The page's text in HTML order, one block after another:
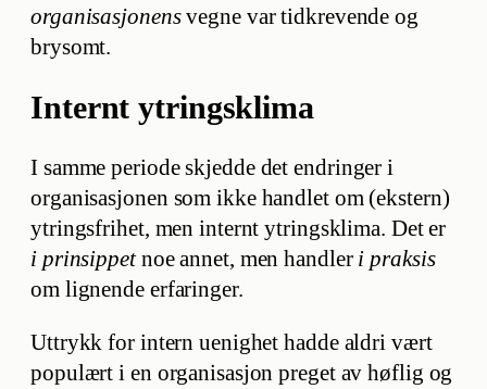
organisasjonensvegne var tidkrevende og
brysomt.
Internt ytringsklima
I samme periode skjedde det endringer i
organisasjonen som ikke handlet om (ekstern)
ytringsfrihet, men internt ytringsklima. Det er
i prinsippetnoe annet, men handler i praksis
om lignende erfaringer.
Uttrykk for intern uenighet hadde aldri vært
populært i en organisasjon preget av høflig og